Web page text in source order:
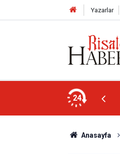
Yazarlar
24
geçirdiğini söyleyebilir miydik?
Anasayfa